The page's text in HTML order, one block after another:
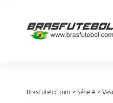
BrasFutebol.com > Série A >